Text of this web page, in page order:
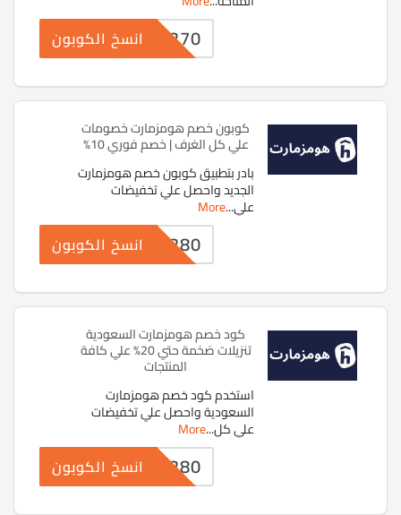
PF4270انسخ الكوبون
كوبون خصم هومزمارت خصومات
علي كل الغرف | خصم فوري 10%
بادر بتطبيق كوبون خصم هومزمارت
الجديد واحصل علي تخفيضات
علي...
More
PF5280انسخ الكوبون
كود خصم هومزمارت السعودية
تنزيلات ضخمة حتي 20% علي كافة
المنتجات
استخدم كود خصم هومزمارت
السعودية واحصل علي تخفيضات
علي كل...
More
PF5280انسخ الكوبون